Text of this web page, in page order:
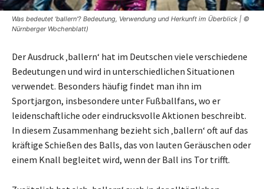
Was bedeutet 'ballern'? Bedeutung, Verwendung und Herkunft im Überblick | ©
Nürnberger Wochenblatt)
Der Ausdruck ‚ballern‘ hat im Deutschen viele verschiedene
Bedeutungen und wird in unterschiedlichen Situationen
verwendet. Besonders häufig findet man ihn im
Sportjargon, insbesondere unter Fußballfans, wo er
leidenschaftliche oder eindrucksvolle Aktionen beschreibt.
In diesem Zusammenhang bezieht sich ‚ballern‘ oft auf das
kräftige Schießen des Balls, das von lauten Geräuschen oder
einem Knall begleitet wird, wenn der Ball ins Tor trifft.